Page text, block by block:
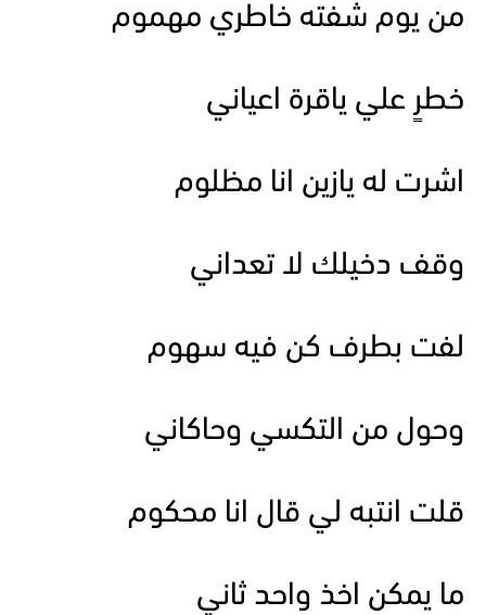
من يوم شفته خاطري مهموم
خطرٍ علي ياقرة اعياني
اشرت له يازين انا مظلوم
وقف دخيلك لا تعداني
لفت بطرف كن فيه سهوم
وحول من التكسي وحاكاني
قلت انتبه لي قال انا محكوم
ما يمكن اخذ واحد ثاني